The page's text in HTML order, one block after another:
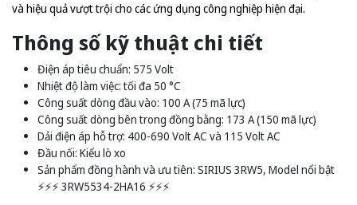
và hiệu quả vượt trội cho các ứng dụng công nghiệp hiện đại.
Thông số kỹ thuật chi tiết
Điện áp tiêu chuẩn: 575 Volt
Nhiệt độ làm việc: tối đa 50 °C
Công suất dòng đầu vào: 100 A (75 mã lực)
Công suất dòng bên trong đồng bằng: 173 A (150 mã lực)
Dải điện áp hỗ trợ: 400-690 Volt AC và 115 Volt AC
Đầu nối: Kiểu lò xo
Sản phẩm đồng hành và ưu tiên: SIRIUS 3RW5, Model nổi bật
⚡️⚡️⚡️ 3RW5534-2HA16 ⚡️⚡️⚡️